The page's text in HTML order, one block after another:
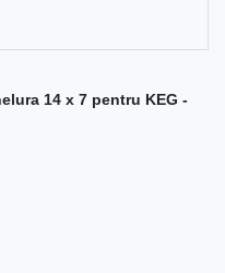
14 x 7 pentru KEG -